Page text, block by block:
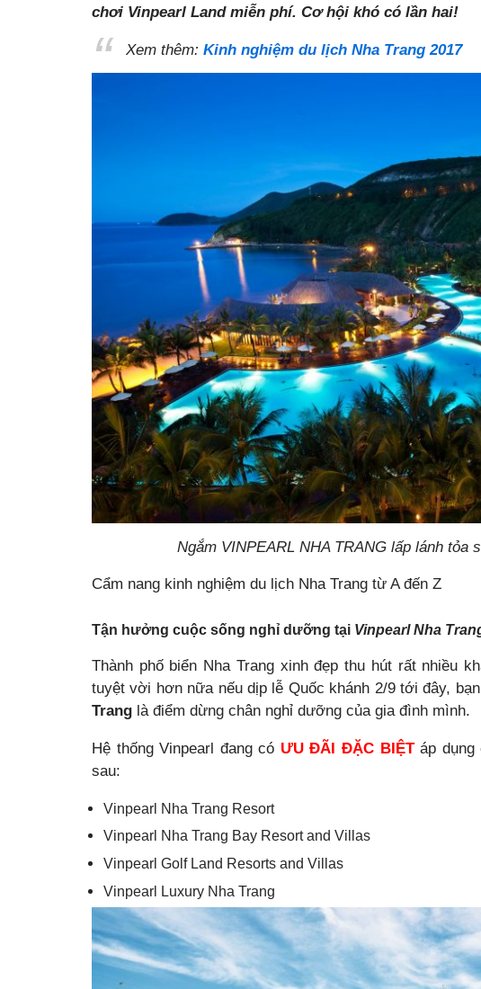
chơi Vinpearl Land miễn phí. Cơ hội khó có lần hai!
Xem thêm:Kinh nghiệm du lịch Nha Trang 2017
Ngắm VINPEARL NHA TRANG lấp lánh tỏa
Cẩm nang kinh nghiệm du lịch Nha Trang từ A đến Z
Tận hưởng cuộc sống nghỉ dưỡng tại Vinpearl Nha
Thành phố biển Nha Trang xinh đẹp thu hút rất nhiều
tuyệt vời hơn nữa nếu dịp lễ Quốc khánh 2/9 tới đây,
Trang là điểm dừng chân nghỉ dưỡng của gia đình mình.
Hệ thống Vinpearl đang có ƯU ĐÃI ĐẶC BIỆTáp dụng
sau:
Vinpearl Nha Trang Resort
Vinpearl Nha Trang Bay Resort and Villas
Vinpearl Golf Land Resorts and Villas
Vinpearl Luxury Nha Trang